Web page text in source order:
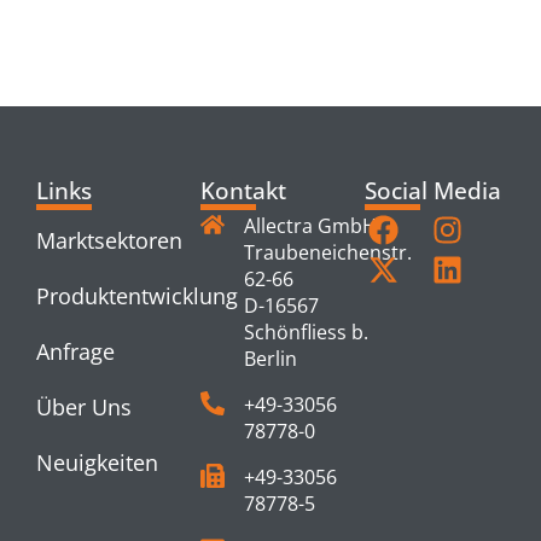
Links
Marktsektoren
Produktentwicklung
Anfrage
Über Uns
Neuigkeiten
Kontakt
Allectra GmbH
Traubeneichenstr.
62-66
D-16567
Schönfliess b.
Berlin
+49-33056
78778-0
+49-33056
78778-5
Social Media